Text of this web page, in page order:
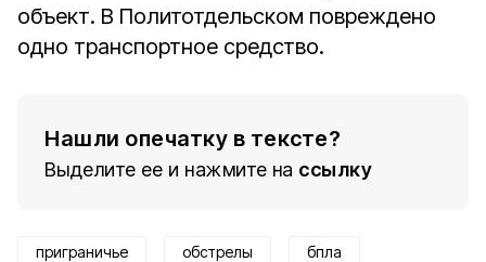
объект. В Политотдельском повреждено
одно транспортное средство.
Нашли опечатку в тексте?
Выделите ее и нажмите на ссылку
приграничье обстрелы бпла